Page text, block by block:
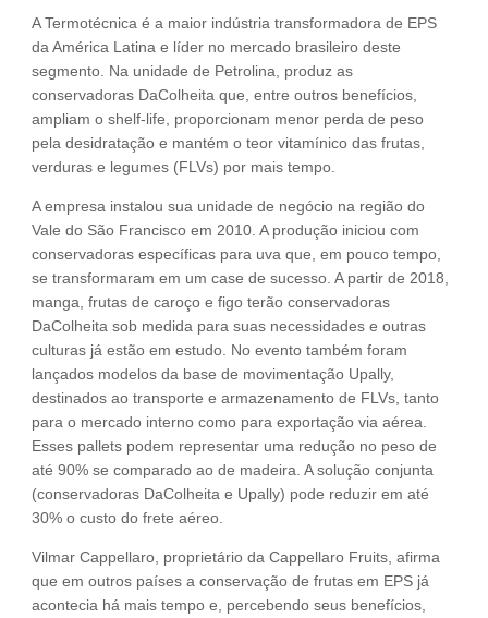
A Termotécnica é a maior indústria transformadora de EPS
da América Latina e líder no mercado brasileiro deste
segmento. Na unidade de Petrolina, produz as
conservadoras DaColheita que, entre outros benefícios,
ampliam o shelf-life, proporcionam menor perda de peso
pela desidratação e mantém o teor vitamínico das frutas,
verduras e legumes (FLVs) por mais tempo.
A empresa instalou sua unidade de negócio na região do
Vale do São Francisco em 2010. A produção iniciou com
conservadoras específicas para uva que, em pouco tempo,
se transformaram em um case de sucesso. A partir de 2018,
manga, frutas de caroço e figo terão conservadoras
DaColheita sob medida para suas necessidades e outras
culturas já estão em estudo. No evento também foram
lançados modelos da base de movimentação Upally,
destinados ao transporte e armazenamento de FLVs, tanto
para o mercado interno como para exportação via aérea.
Esses pallets podem representar uma redução no peso de
até 90% se comparado ao de madeira. A solução conjunta
(conservadoras DaColheita e Upally) pode reduzir em até
30% o custo do frete aéreo.
Vilmar Cappellaro, proprietário da Cappellaro Fruits, afirma
que em outros países a conservação de frutas em EPS já
acontecia há mais tempo e, percebendo seus benefícios,